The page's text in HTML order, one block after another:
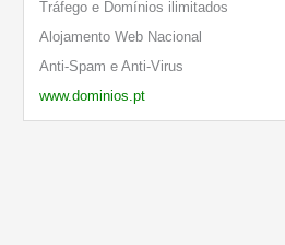
Tráfego e Domínios ilimitados
Alojamento Web Nacional
Anti-Spam e Anti-Virus
www.dominios.pt